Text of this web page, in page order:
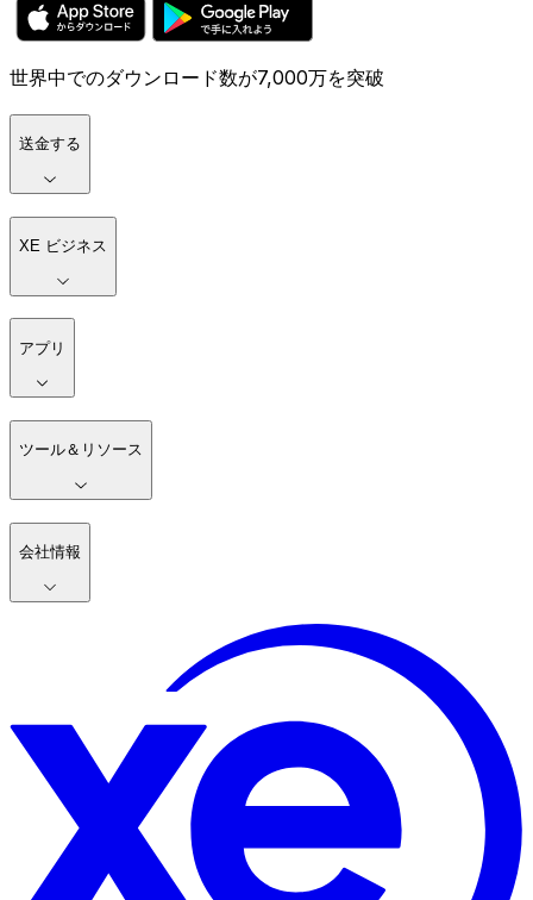
世界中でのダウンロード数が7,000万を突破
送金する
XE ビジネス
アプリ
ツール＆リソース
会社情報